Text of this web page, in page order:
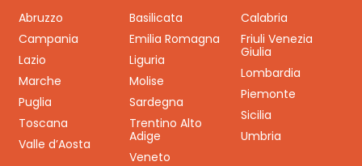
Abruzzo Basilicata
Calabria
Campania
Emilia Romagna
Friuli Venezia
Giulia
Lazio
Liguria
Lombardia
Marche
Molise
Piemonte
Puglia
Sardegna
Sicilia
Toscana
Trentino Alto
Adige
Umbria
Valle d’Aosta
Veneto